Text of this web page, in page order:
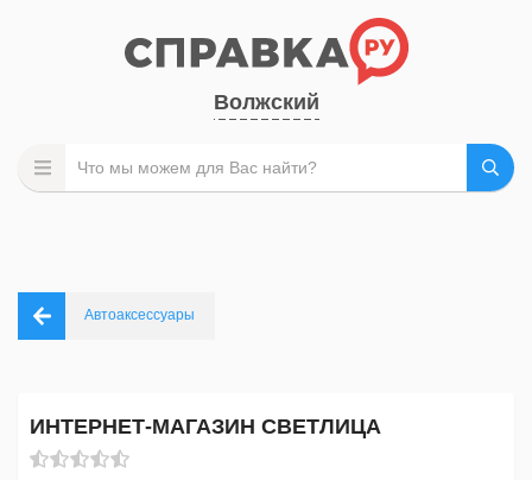
Волжский
Автоаксессуары
ИНТЕРНЕТ-МАГАЗИН СВЕТЛИЦА